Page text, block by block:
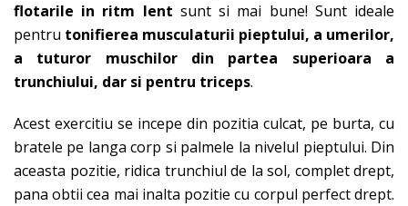
flotarile in ritm lent sunt si mai bune! Sunt ideale
pentru tonifierea musculaturii pieptului, a umerilor,
a tuturor muschilor din partea superioara a
trunchiului, dar si pentru triceps.
Acest exercitiu se incepe din pozitia culcat, pe burta, cu
bratele pe langa corp si palmele la nivelul pieptului. Din
aceasta pozitie, ridica trunchiul de la sol, complet drept,
pana obtii cea mai inalta pozitie cu corpul perfect drept.